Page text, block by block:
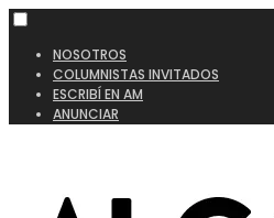
NOSOTROS
COLUMNISTAS INVITADOS
ESCRIBÍ EN AM
ANUNCIAR